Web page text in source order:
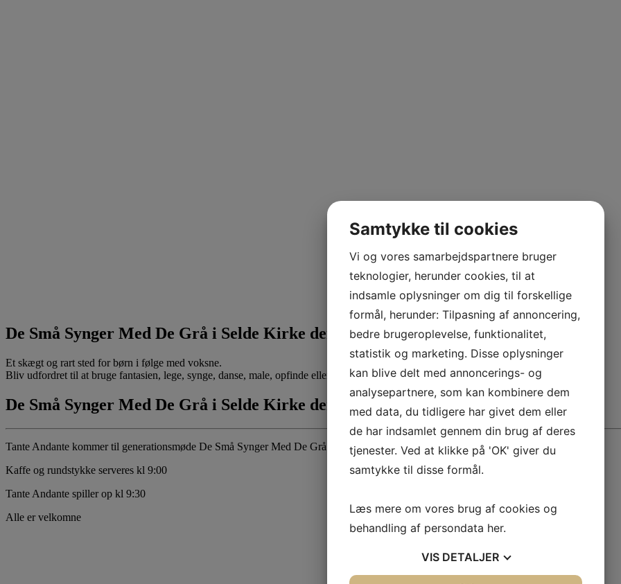
De Små Synger Med De Grå i Selde Kirke den 22. maj
Et skægt og rart sted for børn i følge med voksne.
Bliv udfordret til at bruge fantasien, lege, synge, danse, male, opfinde eller fortælle historier.
De Små Synger Med De Grå i Selde Kirke den 22. maj
Tante Andante kommer til generationsmøde De Små Synger Med De Grå den 22. maj
Kaffe og rundstykke serveres kl 9:00
Tante Andante spiller op kl 9:30
Alle er velkomne
Samtykke til cookies
Vi og vores samarbejdspartnere bruger
teknologier, herunder cookies, til at
indsamle oplysninger om dig til forskellige
formål, herunder: Tilpasning af annoncering,
bedre brugeroplevelse, funktionalitet,
statistik og marketing. Disse oplysninger
kan blive delt med annoncerings- og
analysepartnere, som kan kombinere dem
med data, du tidligere har givet dem eller
de har indsamlet gennem din brug af deres
tjenester. Ved at klikke på 'OK' giver du
samtykke til disse formål.
Læs mere om vores brug af cookies og
behandling af persondata her.
VIS DETALJER